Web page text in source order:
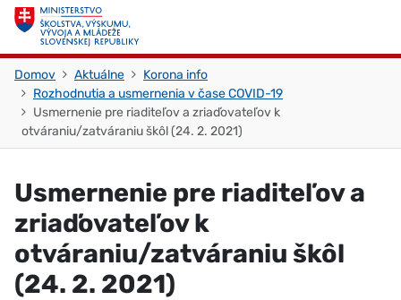
Skočiť na obsah
Domov Aktuálne
Korona info
Rozhodnutia a usmernenia v čase COVID-19
Usmernenie pre riaditeľov a zriaďovateľov k
otváraniu/zatváraniu škôl (24. 2. 2021)
Usmernenie pre riaditeľov a
zriaďovateľov k
otváraniu/zatváraniu škôl
(24. 2. 2021)
Skočiť na začiatok stránky